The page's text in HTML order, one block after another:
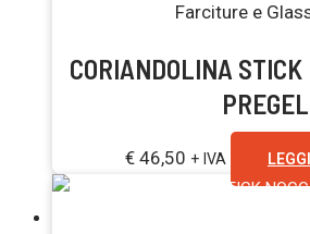
Farciture e
CORIANDOLINA
PREGEL
€ 46,50 + IVA